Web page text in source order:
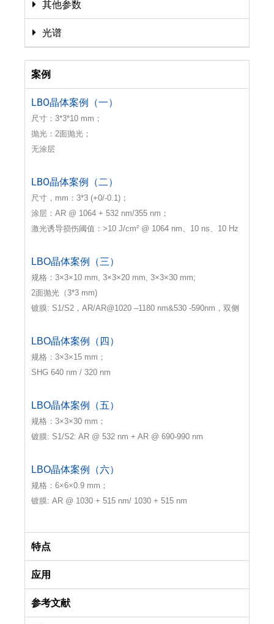
其他参数
光谱
案例
LBO晶体案例（一）
尺寸：3*3*10 mm；
抛光：2面抛光；
无涂层
LBO晶体案例（二）
尺寸，mm：3*3 (+0/-0.1)；
涂层：AR @ 1064 + 532 nm/355 nm；
激光诱导损伤阈值：>10 J/cm² @ 1064 nm、10 ns、10 Hz
LBO晶体案例（三）
规格：3×3×10 mm, 3×3×20 mm, 3×3×30 mm;
2面抛光（3*3 mm)
镀膜: S1/S2，AR/AR@1020 –1180 nm&530 -590nm，双侧
LBO晶体案例（四）
规格：3×3×15 mm；
SHG 640 nm / 320 nm
LBO晶体案例（五）
规格：3×3×30 mm；
镀膜: S1/S2: AR @ 532 nm + AR @ 690-990 nm
LBO晶体案例（六）
规格：6×6×0.9 mm；
镀膜: AR @ 1030 + 515 nm/ 1030 + 515 nm
特点
应用
参考文献